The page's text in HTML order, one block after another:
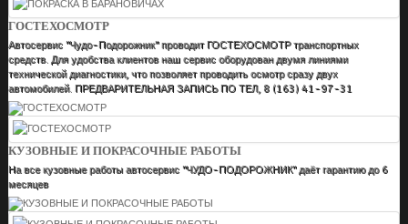
ГОСТЕХОСМОТР
Автосервис "Чудо-Подорожник" проводит ГОСТЕХОСМОТР транспортных
средств. Для удобства клиентов наш сервис оборудован двумя линиями
технической диагностики, что позволяет проводить осмотр сразу двух
автомобилей. ПРЕДВАРИТЕЛЬНАЯ ЗАПИСЬ ПО ТЕЛ, 8 (163) 41-97-31
КУЗОВНЫЕ И ПОКРАСОЧНЫЕ РАБОТЫ
На все кузовные работы автосервис "ЧУДО-ПОДОРОЖНИК" даёт гарантию до 6
месяцев